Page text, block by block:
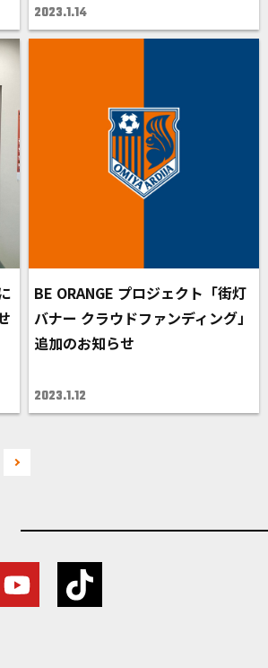
2023.1.14
BE ORANGE プロジェクト「街灯
バナー クラウドファンディング」
追加のお知らせ
2023.1.12